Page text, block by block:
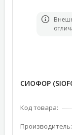
СИОФОР
Код товара:
Производитель: